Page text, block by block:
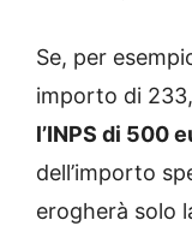
Se, per
importo di
l’INPS di 500
dell’importo
erogherà solo